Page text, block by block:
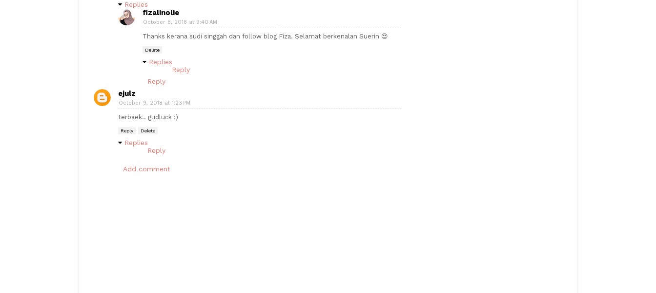
Replies
fizalinolie
October 8, 2018 at 9:40 AM
Thanks kerana sudi singgah dan follow blog Fiza. Selamat berkenalan Suerin 😍
Delete
Replies
Reply
Reply
ejulz
October 9, 2018 at 1:23 PM
terbaek.. gudluck :)
Reply Delete
Replies
Reply
Add comment